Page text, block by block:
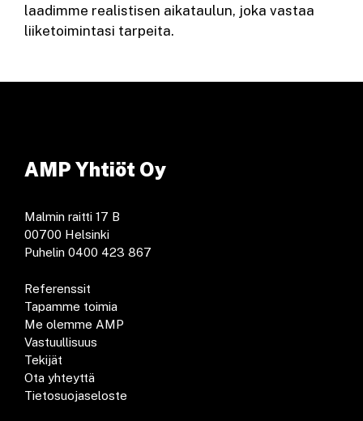
laadimme realistisen aikataulun, joka vastaa
liiketoimintasi tarpeita.
AMP Yhtiöt Oy
Malmin raitti 17 B
00700 Helsinki
Puhelin 0400 423 867
Referenssit
Tapamme toimia
Me olemme AMP
Vastuullisuus
Tekijät
Ota yhteyttä
Tietosuojaseloste